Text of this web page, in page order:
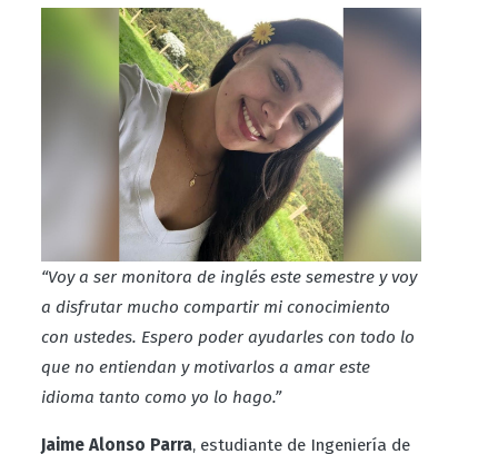
“Voy a ser monitora de inglés este semestre y voy
a disfrutar mucho compartir mi conocimiento
con ustedes. Espero poder ayudarles con todo lo
que no entiendan y motivarlos a amar este
idioma tanto como yo lo hago.”
Jaime Alonso Parra, estudiante de Ingeniería de